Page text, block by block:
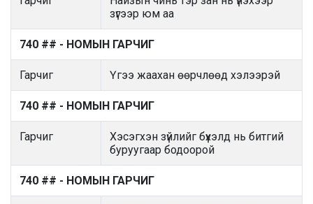
зүгээр юм аа
740 ## - НОМЫН ГАРЧИГ
Гарчиг Үгээ жаахан өөрчлөөд хэлээрэй
740 ## - НОМЫН ГАРЧИГ
Гарчиг
Хэсэгхэн зүйлийг бүхэлд нь битгий
буруугаар бодоорой
740 ## - НОМЫН ГАРЧИГ